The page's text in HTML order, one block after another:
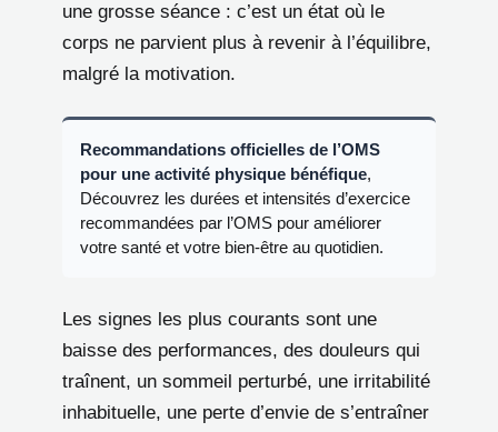
une grosse séance : c’est un état où le
corps ne parvient plus à revenir à l’équilibre,
malgré la motivation.
Recommandations officielles de l’OMS
pour une activité physique bénéfique,
Découvrez les durées et intensités d’exercice
recommandées par l’OMS pour améliorer
votre santé et votre bien-être au quotidien.
Les signes les plus courants sont une
baisse des performances, des douleurs qui
traînent, un sommeil perturbé, une irritabilité
inhabituelle, une perte d’envie de s’entraîner